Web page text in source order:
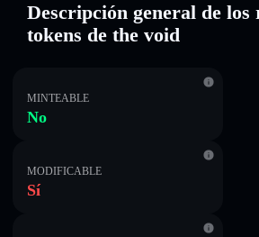
Descripción general de los
tokens de the void
MINTEABLE
No
MODIFICABLE
Sí